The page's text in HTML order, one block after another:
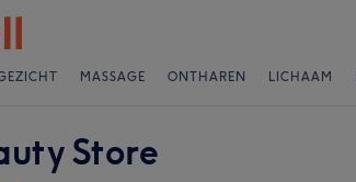
MASSAGE ONTHAREN LICHAAM
Store